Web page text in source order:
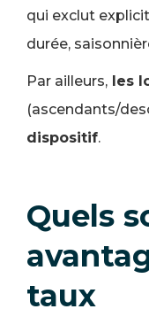
qui exclut
durée,
Par ailleurs, les
(ascendants/
dispositif.
Quels
taux